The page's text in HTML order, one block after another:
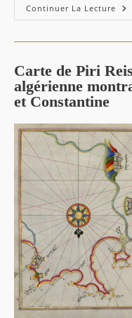
Continuer La Lecture Jijel:
Le
Carte de Piri
algérienne
et Constantine